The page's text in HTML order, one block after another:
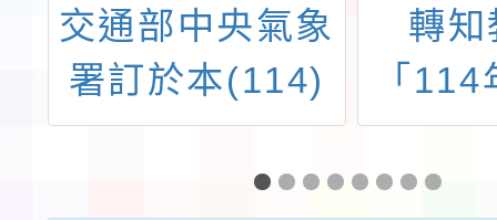
交通部中央氣象
署訂於本(114)
年7月12日(星期
六)至7月14日
轉知
「
展本
貢獻